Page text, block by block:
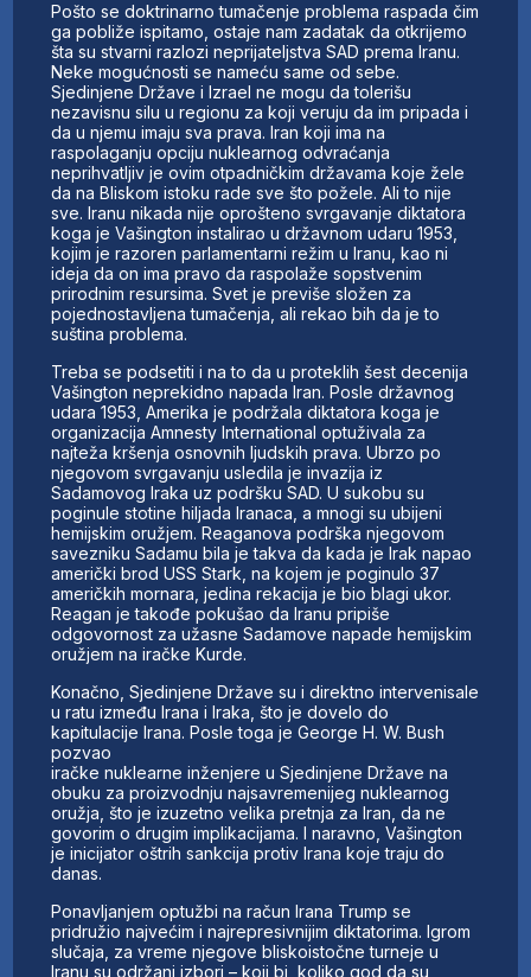
Pošto se doktrinarno tumačenje problema raspada čim
ga pobliže ispitamo, ostaje nam zadatak da otkrijemo
šta su stvarni razlozi neprijateljstva SAD prema Iranu.
Neke mogućnosti se nameću same od sebe.
Sjedinjene Države i Izrael ne mogu da tolerišu
nezavisnu silu u regionu za koji veruju da im pripada i
da u njemu imaju sva prava. Iran koji ima na
raspolaganju opciju nuklearnog odvraćanja
neprihvatljiv je ovim otpadničkim državama koje žele
da na Bliskom istoku rade sve što požele. Ali to nije
sve. Iranu nikada nije oprošteno svrgavanje diktatora
koga je Vašington instalirao u državnom udaru 1953,
kojim je razoren parlamentarni režim u Iranu, kao ni
ideja da on ima pravo da raspolaže sopstvenim
prirodnim resursima. Svet je previše složen za
pojednostavljena tumačenja, ali rekao bih da je to
suština problema.
Treba se podsetiti i na to da u proteklih šest decenija
Vašington neprekidno napada Iran. Posle državnog
udara 1953, Amerika je podržala diktatora koga je
organizacija Amnesty International optuživala za
najteža kršenja osnovnih ljudskih prava. Ubrzo po
njegovom svrgavanju usledila je invazija iz
Sadamovog Iraka uz podršku SAD. U sukobu su
poginule stotine hiljada Iranaca, a mnogi su ubijeni
hemijskim oružjem. Reaganova podrška njegovom
savezniku Sadamu bila je takva da kada je Irak napao
američki brod USS Stark, na kojem je poginulo 37
američkih mornara, jedina rekacija je bio blagi ukor.
Reagan je takođe pokušao da Iranu pripiše
odgovornost za užasne Sadamove napade hemijskim
oružjem na iračke Kurde.
Konačno, Sjedinjene Države su i direktno intervenisale
u ratu između Irana i Iraka, što je dovelo do
kapitulacije Irana. Posle toga je George H. W. Bush
pozvao
iračke nuklearne inženjere u Sjedinjene Države na
obuku za proizvodnju najsavremenijeg nuklearnog
oružja, što je izuzetno velika pretnja za Iran, da ne
govorim o drugim implikacijama. I naravno, Vašington
je inicijator oštrih sankcija protiv Irana koje traju do
danas.
Ponavljanjem optužbi na račun Irana Trump se
pridružio najvećim i najrepresivnijim diktatorima. Igrom
slučaja, za vreme njegove bliskoistočne turneje u
Iranu su održani izbori – koji bi, koliko god da su